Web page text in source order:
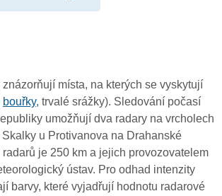
místa, na kterých se vyskytují
bouřky, trvalé srážky). Sledování počasí
umožňují dva radary na vrcholech
u Protivanova na Drahanské
je 250 km a jejich provozovatelem
ústav. Pro odhad intenzity
barvy, které vyjadřují hodnotu radarové